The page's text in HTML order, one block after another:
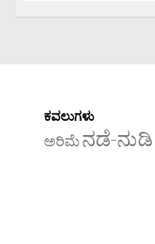
ಕವಲುಗಳು
ಅರಿಮೆನಡೆ-ನುಡಿ